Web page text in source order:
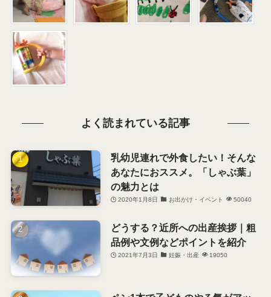
よく読まれている記事
乳幼児連れで外食したい！そんな
あなたにおススメ。「しゃぶ葉」
の魅力とは
2020年1月8日 お出かけ・イベント 50040
どうする？近所への出産挨拶｜粗
品例や文例などポイントを紹介
2021年7月3日 妊娠・出産 19050